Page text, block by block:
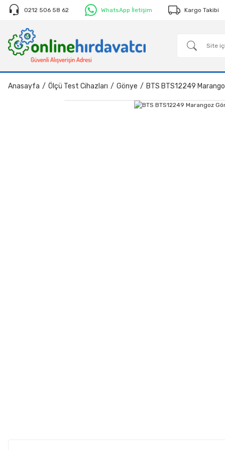
0212 506 58 62 WhatsApp İletişim Kargo Takibi
Anasayfa Ölçü Test Cihazları Gönye BTS BTS12249